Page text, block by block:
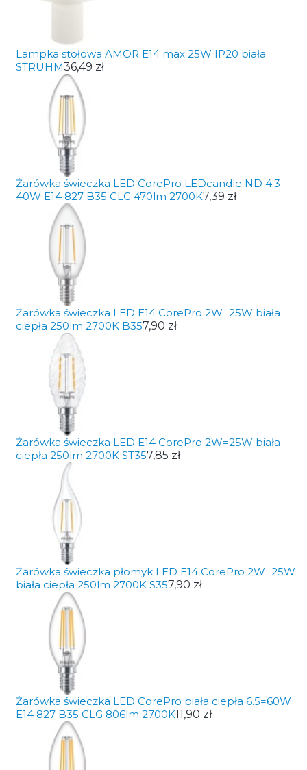
Lampka stołowa AMOR E14 max 25W IP20 biała
STRÜHM36,49 zł
Żarówka świeczka LED CorePro LEDcandle ND 4.3-
40W E14 827 B35 CLG 470lm 2700K7,39 zł
Żarówka świeczka LED E14 CorePro 2W=25W biała
ciepła 250lm 2700K B357,90 zł
Żarówka świeczka LED E14 CorePro 2W=25W biała
ciepła 250lm 2700K ST357,85 zł
Żarówka świeczka płomyk LED E14 CorePro 2W=25W
biała ciepła 250lm 2700K S357,90 zł
Żarówka świeczka LED CorePro biała ciepła 6.5=60W
E14 827 B35 CLG 806lm 2700K11,90 zł